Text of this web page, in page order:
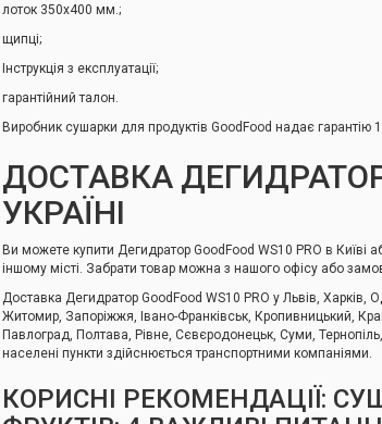
лоток 350х400 мм.;
щипці;
Інструкція з експлуатації;
гарантійний талон.
Виробник сушарки для продуктів GoodFood надає гарантію
ДОСТАВКА ДЕГИДРАТОР
УКРАЇНІ
Ви можете купити Дегидратор GoodFood WS10 PRO в Київі
іншому місті. Забрати товар можна з нашого офісу або
Доставка Дегидратор GoodFood WS10 PRO у Львів,
Житомир, Запоріжжя, Івано-Франківськ, Кропивницький,
Павлоград, Полтава, Рівне, Сєвєродонецьк, Суми,
населені пункти здійснюється транспортними компаніями.
КОРИСНІ РЕКОМЕНДАЦІЇ: